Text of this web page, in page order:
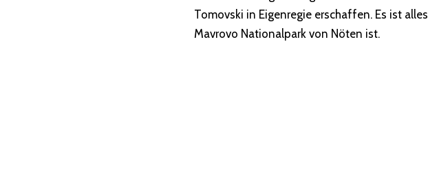
Tomovski in Eigenregie erschaffen. Es ist
Mavrovo Nationalpark von Nöten ist.